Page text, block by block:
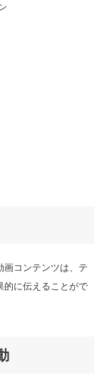
画コンテンツは、テ
的に伝えることがで